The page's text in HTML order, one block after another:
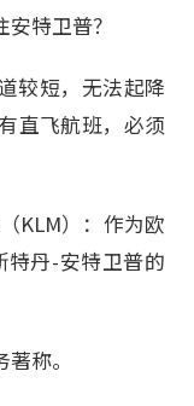
特卫普？
较短，无法起降
直飞航班，必须
KLM）：作为欧
特丹-安特卫普的
称。